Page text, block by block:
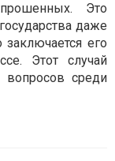
Это
даже
его
Этот случай
среди